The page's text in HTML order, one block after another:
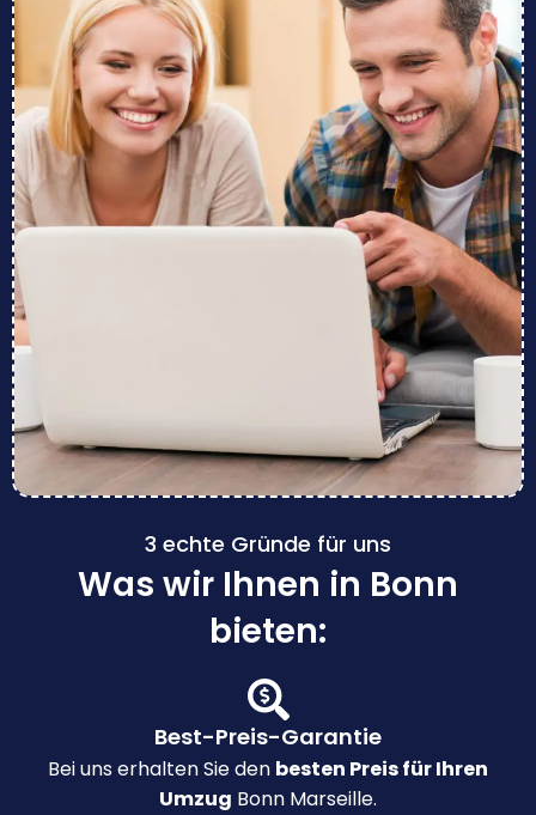
3 echte Gründe für uns
Was wir Ihnen in Bonn
bieten:
Best-Preis-Garantie
Bei uns erhalten Sie den besten Preis für Ihren
Umzug Bonn Marseille.